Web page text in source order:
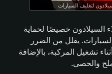
السيلادون خصيصًا لحماية
يقلل من الضرر
تشغيل المركبة، بالإضافة
والحصى.